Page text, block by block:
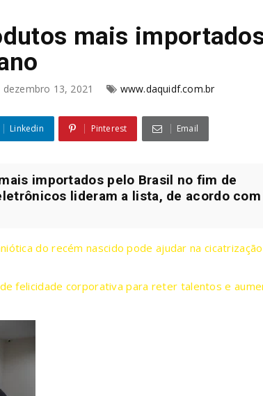
mais
13, 2021 www.daquidf.com.br
Linkedin Pinterest Email
importados pelo Brasil no fim de
lideram a lista, de acordo com
do recém nascido pode ajudar na
felicidade corporativa para reter talentos e